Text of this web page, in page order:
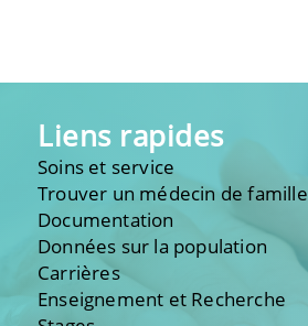
Liens rapides
Soins et service
Trouver un médecin de famille
Documentation
Données sur la population
Carrières
Enseignement et Recherche